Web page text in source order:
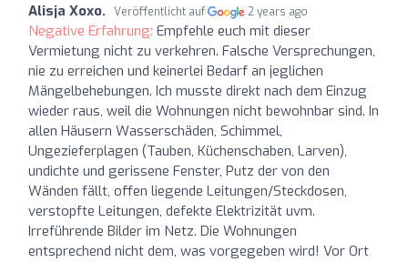
Alisja Xoxo. Veröffentlicht auf 2 years ago
Negative Erfahrung: Empfehle euch mit dieser
Vermietung nicht zu verkehren. Falsche Versprechungen,
nie zu erreichen und keinerlei Bedarf an jeglichen
Mängelbehebungen. Ich musste direkt nach dem Einzug
wieder raus, weil die Wohnungen nicht bewohnbar sind. In
allen Häusern Wasserschäden, Schimmel,
Ungezieferplagen (Tauben, Küchenschaben, Larven),
undichte und gerissene Fenster, Putz der von den
Wänden fällt, offen liegende Leitungen/Steckdosen,
verstopfte Leitungen, defekte Elektrizität uvm.
Irreführende Bilder im Netz. Die Wohnungen
entsprechend nicht dem, was vorgegeben wird! Vor Ort